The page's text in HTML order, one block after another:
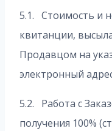
5.1. Стоимость и
квитанции,
Продавцом на
электронный
5.2. Работа с
получения 100%